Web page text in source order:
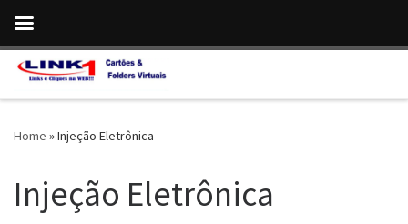
Skip to content
Home »Injeção Eletrônica
Injeção Eletrônica